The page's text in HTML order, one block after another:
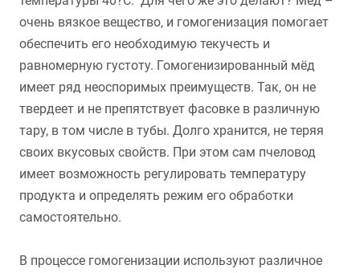
очень вязкое вещество, и гомогенизация помогает
обеспечить его необходимую текучесть и
равномерную густоту. Гомогенизированный мёд
имеет ряд неоспоримых преимуществ. Так, он не
твердеет и не препятствует фасовке в различную
тару, в том числе в тубы. Долго хранится, не теряя
своих вкусовых свойств. При этом сам пчеловод
имеет возможность регулировать температуру
продукта и определять режим его обработки
самостоятельно.
В процессе гомогенизации используют различное